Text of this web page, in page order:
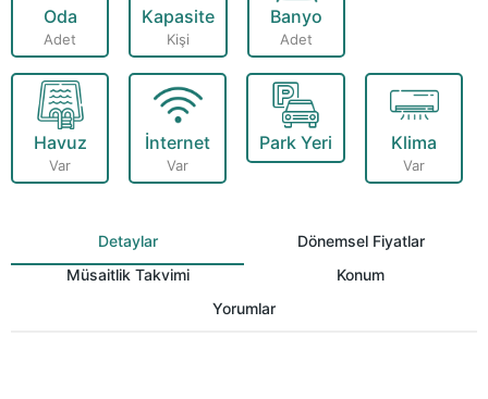
Oda
Adet
Kapasite
Kişi
Banyo
Adet
Havuz
Var
İnternet
Var
Park Yeri Klima
Var
Detaylar
Dönemsel Fiyatlar
Müsaitlik Takvimi
Konum
Yorumlar